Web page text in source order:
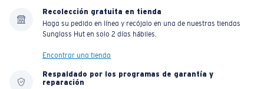
Recolección gratuita en tienda
Haga su pedido en línea y recójalo en una de nuestras tiendas
Sunglass Hut en solo 2 días hábiles.
Encontrar una tienda
Respaldado por los programas de garantía y
reparación